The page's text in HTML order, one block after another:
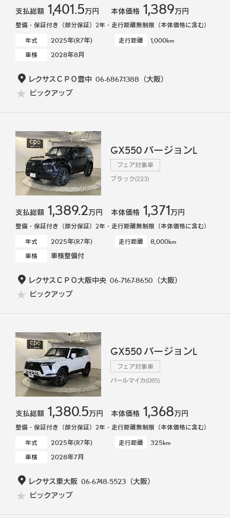
支払総額 1,401.5万円 本体価格 1,389万円
整備・保証付き（部分保証）2年・走行距離無制限（本体価格に含む）
年式
2025年(R7年) 走行距離 1,000km
車検 2028年8月
レクサスＣＰＯ豊中 06-6867-1388 （大阪）
ピックアップ
GX550 バージョンL
フェア対象車
ブラック(223)
支払総額 1,389.2万円 本体価格 1,371万円
整備・保証付き（部分保証）2年・走行距離無制限（本体価格に含む）
年式
2025年(R7年) 走行距離 8,000km
車検 車検整備付
レクサスＣＰＯ大阪中央 06-7167-8650 （大阪）
ピックアップ
GX550 バージョンL
フェア対象車
パールマイカ(085)
支払総額 1,380.5万円 本体価格 1,368万円
整備・保証付き（部分保証）2年・走行距離無制限（本体価格に含む）
年式
2025年(R7年) 走行距離 325km
車検 2028年7月
レクサス東大阪 06-6748-5523（大阪）
ピックアップ